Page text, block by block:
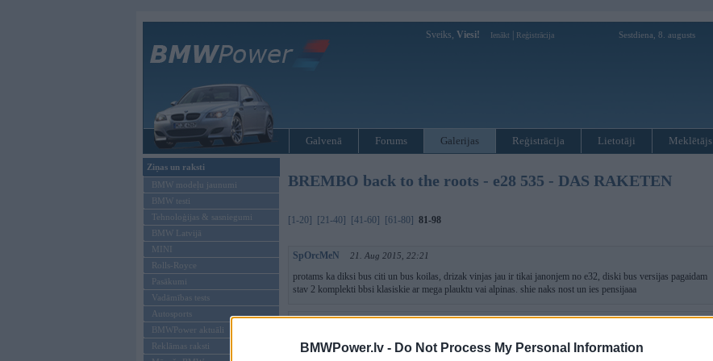
BMWPower.lv - Do Not Process My Personal Information
Sveiks, Viesi! Ienākt Reģistrācija Sestdiena, 8. augusts
Galvenā Forums Galerijas Reģistrācija Lietotāji Meklētājs
Ziņas un raksti
BMW modeļu jaunumi
BMW testi
Tehnoloģijas & sasniegumi
BMW Latvijā
MINI
Rolls-Royce
Pasākumi
Vadāmības tests
Autosports
BMWPower aktuāli
Reklāmas raksti
BREMBO back to the roots - e28 535 - DAS RAKETEN
[1-20] [21-40] [41-60] [61-80] 81-98
SpOrcMeN 21. Aug 2015, 22:21
protams ka diksi bus citi un bus koilas, drizak vinjas jau ir tikai janonjem no e32, diski bus versijas pagaidam
stav 2 komplekti bbsi klasiskie ar mega plauktu vai alpinas. shie naks nost un ies pensijaaa
JZ 21. Aug 2015, 21:31
es reti kaut ko saku par diskiem, bet te tie ir galīgi nevietā...